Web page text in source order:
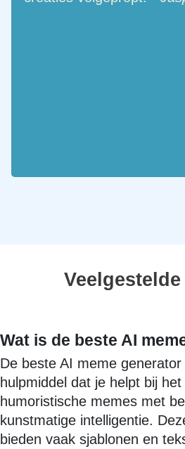
Veelgestelde
Wat is de beste AI
De beste AI meme
hulpmiddel dat je helpt bij
humoristische memes met
kunstmatige intelligentie.
bieden vaak sjablonen en